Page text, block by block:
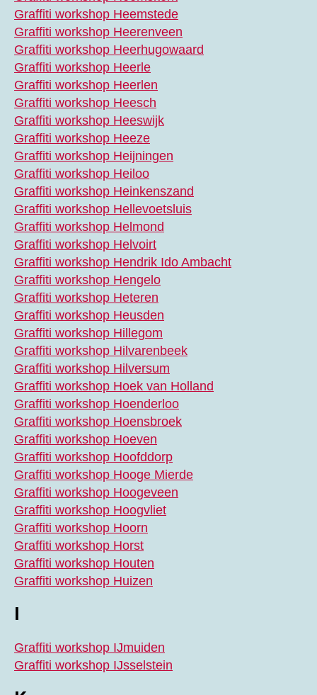
Graffiti workshop Heemstede
Graffiti workshop Heerenveen
Graffiti workshop Heerhugowaard
Graffiti workshop Heerle
Graffiti workshop Heerlen
Graffiti workshop Heesch
Graffiti workshop Heeswijk
Graffiti workshop Heeze
Graffiti workshop Heijningen
Graffiti workshop Heiloo
Graffiti workshop Heinkenszand
Graffiti workshop Hellevoetsluis
Graffiti workshop Helmond
Graffiti workshop Helvoirt
Graffiti workshop Hendrik Ido Ambacht
Graffiti workshop Hengelo
Graffiti workshop Heteren
Graffiti workshop Heusden
Graffiti workshop Hillegom
Graffiti workshop Hilvarenbeek
Graffiti workshop Hilversum
Graffiti workshop Hoek van Holland
Graffiti workshop Hoenderloo
Graffiti workshop Hoensbroek
Graffiti workshop Hoeven
Graffiti workshop Hoofddorp
Graffiti workshop Hooge Mierde
Graffiti workshop Hoogeveen
Graffiti workshop Hoogvliet
Graffiti workshop Hoorn
Graffiti workshop Horst
Graffiti workshop Houten
Graffiti workshop Huizen
I
Graffiti workshop IJmuiden
Graffiti workshop IJsselstein